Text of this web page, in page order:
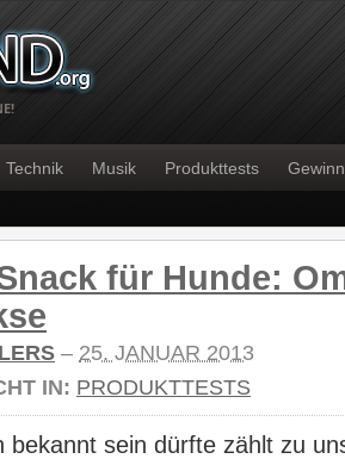
Technik Musik Produkttests
für Hunde:
– 25. JANUAR 2013
IN: PRODUKTTESTS
bekannt sein dürfte zählt zu